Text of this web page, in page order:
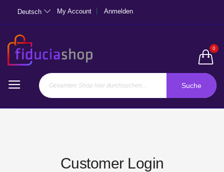
Deutsch My Account Anmelden
0
Suche
Customer Login